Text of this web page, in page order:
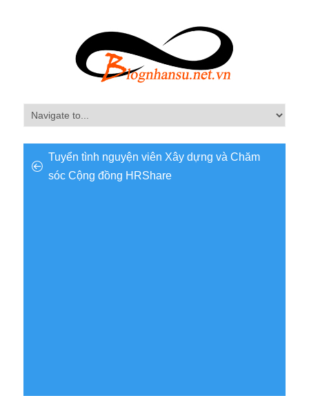
Tuyển tình nguyện viên Xây dựng và Chăm
sóc Cộng đồng HRShare